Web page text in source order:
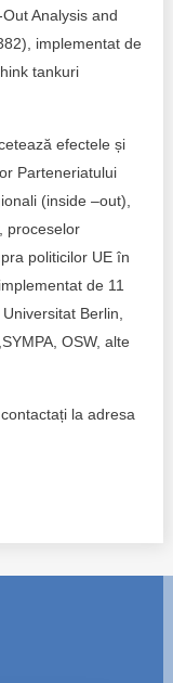
Analysis and
implementat de
tankuri
efectele și
Parteneriatului
(inside –out),
proceselor
politicilor UE în
de 11
Berlin,
OSW, alte
la adresa